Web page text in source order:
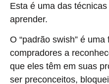
Esta é uma das
aprender.
O “padrão swish” é
compradores a
que eles têm em suas
ser preconceitos,